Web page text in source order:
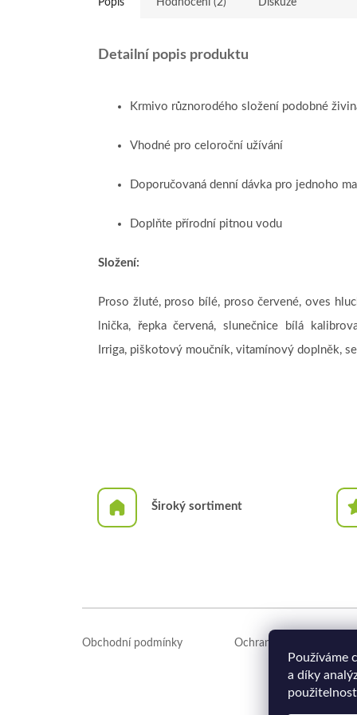
Používáme
a díky
Popis Hodnocení (2) Diskuze
Detailní popis produktu
Krmivo různorodého složení podobné
Vhodné pro celoroční užívání
Doporučovaná denní dávka pro jednoho
Doplňte přírodní pitnou vodu
Složení:
Proso žluté, proso bílé, proso červené, oves
lnička, řepka červená, slunečnice bílá
Irriga, piškotový moučník, vitamínový doplněk,
Široký sortiment
Obchodní podmínky Ochrana osobních údajů